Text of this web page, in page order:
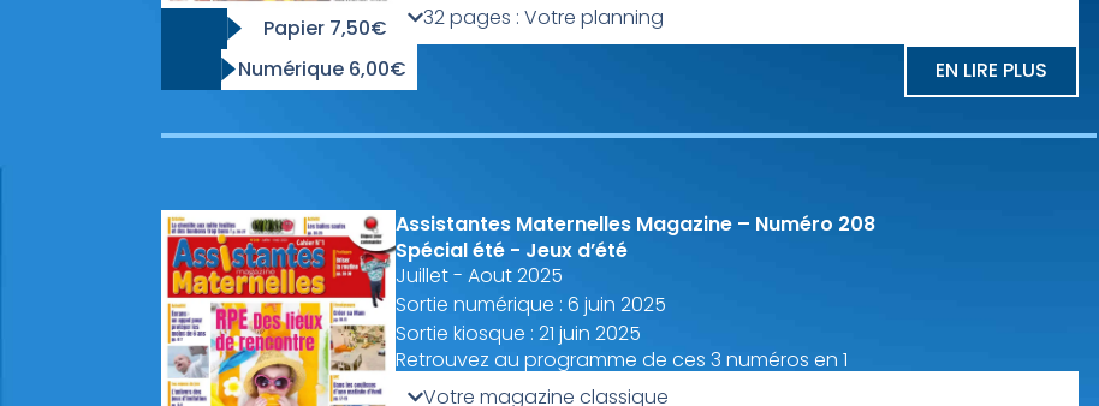
Papier 7,50€
Numérique 6,00€
32 pages : Votre planning
EN LIRE PLUS
Assistantes Maternelles Magazine – Numéro 208
Spécial été - Jeux d’été
Juillet - Aout 2025
Sortie numérique : 6 juin 2025
Sortie kiosque : 21 juin 2025
Retrouvez au programme de ces 3 numéros en 1
Votre magazine classique